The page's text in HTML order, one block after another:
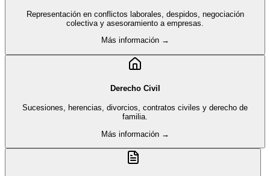
Representación en conflictos laborales, despidos, negociación
colectiva y asesoramiento a empresas.
Más información →
Derecho Civil
Sucesiones, herencias, divorcios, contratos civiles y derecho de
familia.
Más información →